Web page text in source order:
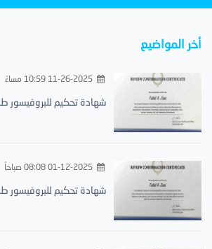
أخر المواضيع
11-26-2025 10:59 مساءً
شهادة تحكيم للبروفيسور
01-12-2025 08:08 صباحاً
شهادة تحكيم للبروفيسور